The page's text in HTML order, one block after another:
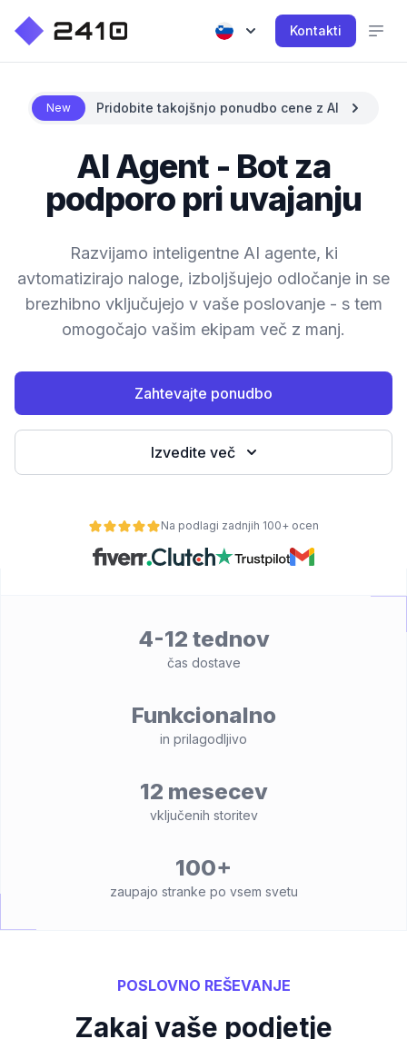
Kontakti
New Pridobite takojšnjo ponudbo cene z AI
AI Agent - Bot za
podporo pri uvajanju
Razvijamo inteligentne AI agente, ki
avtomatizirajo naloge, izboljšujejo odločanje in se
brezhibno vključujejo v vaše poslovanje - s tem
omogočajo vašim ekipam več z manj.
Zahtevajte ponudbo
Izvedite več
Na podlagi zadnjih 100+ ocen
4-12 tednov
čas dostave
Funkcionalno
in prilagodljivo
12 mesecev
vključenih storitev
100+
zaupajo stranke po vsem svetu
POSLOVNO REŠEVANJE
Zakaj vaše podjetje